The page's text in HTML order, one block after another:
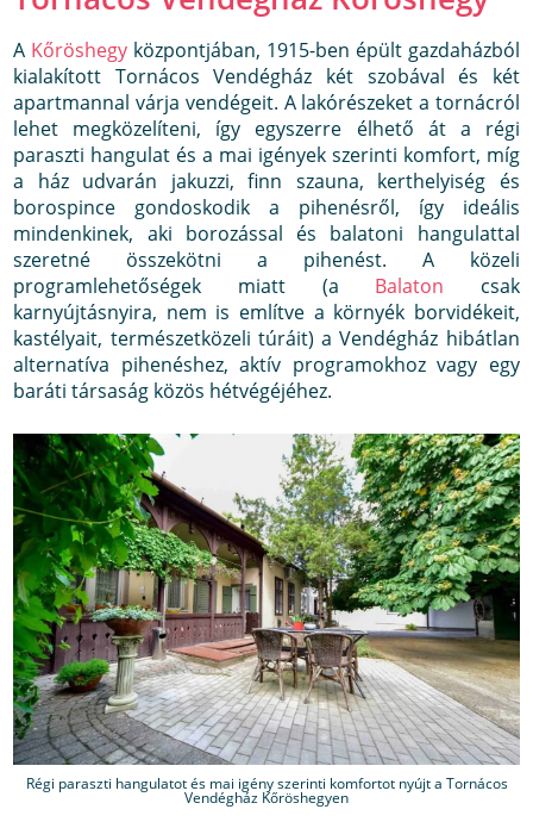
A Kőröshegy központjában, 1915-ben épült gazdaházból
kialakított Tornácos Vendégház két szobával és két
apartmannal várja vendégeit. A lakórészeket a tornácról
lehet megközelíteni, így egyszerre élhető át a régi
paraszti hangulat és a mai igények szerinti komfort, míg
a ház udvarán jakuzzi, finn szauna, kerthelyiség és
borospince gondoskodik a pihenésről, így ideális
mindenkinek, aki borozással és balatoni hangulattal
szeretné összekötni a pihenést. A közeli
programlehetőségek miatt (a Balaton csak
karnyújtásnyira, nem is említve a környék borvidékeit,
kastélyait, természetközeli túráit) a Vendégház hibátlan
alternatíva pihenéshez, aktív programokhoz vagy egy
baráti társaság közös hétvégéjéhez.
Régi paraszti hangulatot és mai igény szerinti komfortot nyújt a Tornácos
Vendégház Kőröshegyen